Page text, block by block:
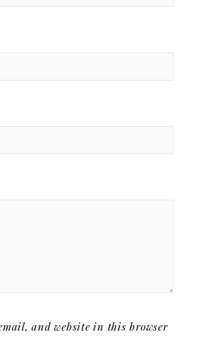
and website in this browser